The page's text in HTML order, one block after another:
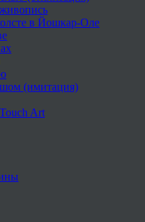
в Йошкар-Оле
(имитация)
Art